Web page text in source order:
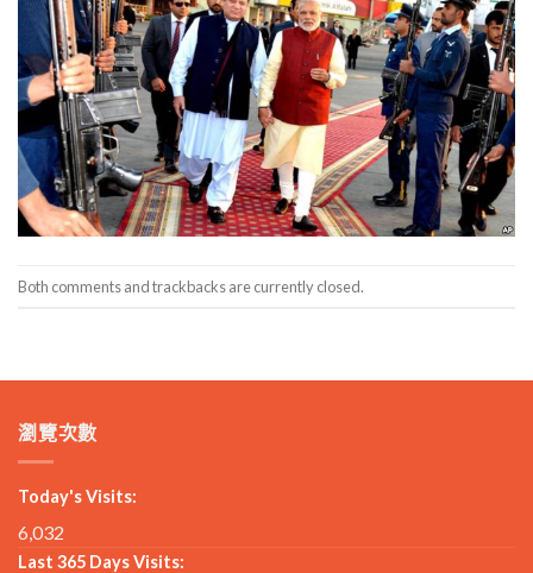
Both comments and trackbacks are currently closed.
瀏覽次數
Today's Visits:
6,032
Last 365 Days Visits: